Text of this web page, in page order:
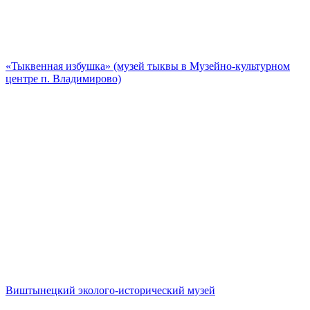
«Тыквенная избушка» (музей тыквы в Музейно-культурном
центре п. Владимирово)
Виштынецкий эколого-исторический музей